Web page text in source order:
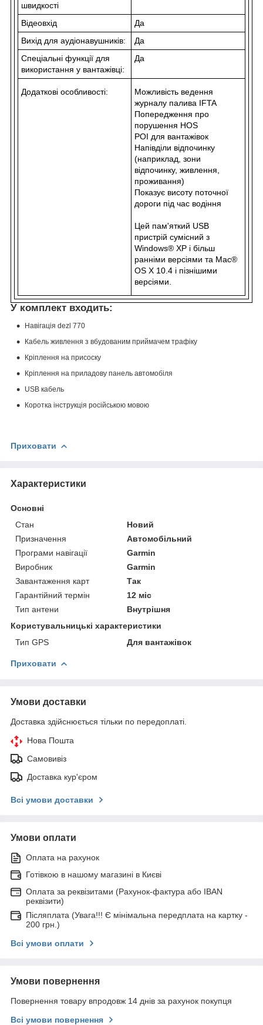
швидкості
Відеовхід
Да
Вихід для аудіонавушників:
Да
Спеціальні функції для
використання у вантажівці:
Да
Додаткові особливості:
Можливість ведення
журналу палива IFTA
Попередження про
порушення HOS
POI для вантажівок
Напівділи відпочинку
(наприклад, зони
відпочинку, живлення,
проживання)
Показує висоту поточної
дороги під час водіння
Цей пам'яткий USB
пристрій сумісний з
Windows® XP і більш
ранніми версіями та Mac®
OS X 10.4 і пізнішими
версіями.
У комплект входить:
Навігація dezl 770
Кабель живлення з вбудованим приймачем трафіку
Кріплення на присоску
Кріплення на приладову панель автомобіля
USB кабель
Коротка інструкція російською мовою
Приховати
Характеристики
Основні
Стан
Новий
Призначення
Автомобільний
Програми навігації
Garmin
Виробник
Garmin
Завантаження карт
Так
Гарантійний термін
12 міс
Тип антени
Внутрішня
Користувальницькі характеристики
Тип GPS
Для вантажівок
Приховати
Умови доставки
Доставка здійснюється тільки по передоплаті.
Нова Пошта
Самовивіз
Доставка кур'єром
Всі умови доставки
Умови оплати
Оплата на рахунок
Готівкою в нашому магазині в Києві
Оплата за реквізитами (Рахунок-фактура або IBAN
реквізити)
Післяплата (Увага!!! Є мінімальна передплата на картку -
200 грн.)
Всі умови оплати
Умови повернення
Повернення товару впродовж 14 днів за рахунок покупця
Всі умови повернення